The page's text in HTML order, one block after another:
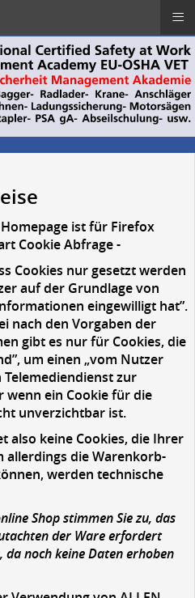
ist für Firefox
Cookie Abfrage -
Cookies nur gesetzt werden
auf der Grundlage von
eingewilligt hat”.
nach den Vorgaben der
gibt es nur für Cookies, die
um einen „vom Nutzer
zur
wenn ein Cookie für die
unverzichtbar ist.
also keine Cookies, die Ihrer
die Warenkorb-
werden technische
Shop stimmen Sie zu, das
der Ware erfordert
noch keine Daten erhoben
≡